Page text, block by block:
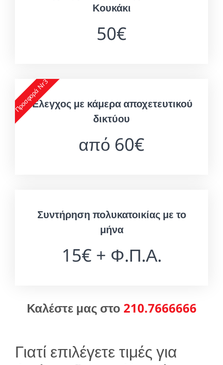
Κουκάκι
50€
Προσφορά Nr3
Έλεγχος με κάμερα αποχετευτικού
δικτύου
από 60€
Συντήρηση πολυκατοικίας με το
μήνα
15€ + Φ.Π.Α.
Καλέστε μας στο 210.7666666
Γιατί επιλέγετε τιμές για